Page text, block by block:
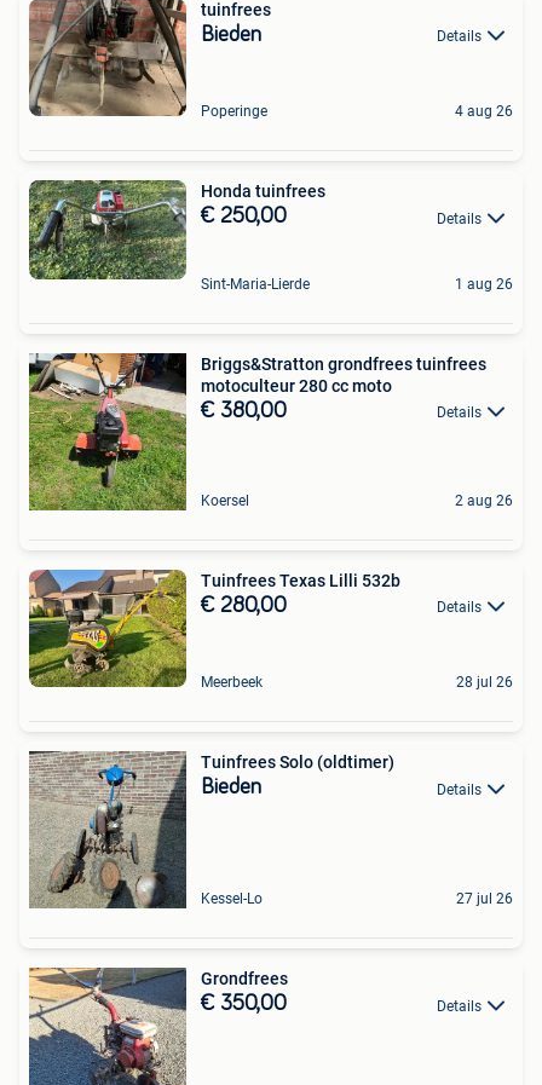
tuinfrees
Bieden Details
Poperinge 4 aug 26
Honda tuinfrees
€ 250,00 Details
Sint-Maria-Lierde 1 aug 26
Briggs&Stratton grondfrees tuinfrees
motoculteur 280 cc moto
€ 380,00 Details
Koersel 2 aug 26
Tuinfrees Texas Lilli 532b
€ 280,00 Details
Meerbeek 28 jul 26
Tuinfrees Solo (oldtimer)
Bieden Details
Kessel-Lo 27 jul 26
Grondfrees
€ 350,00 Details